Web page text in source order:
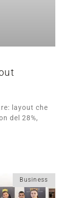
layout che
del 28%,
Business